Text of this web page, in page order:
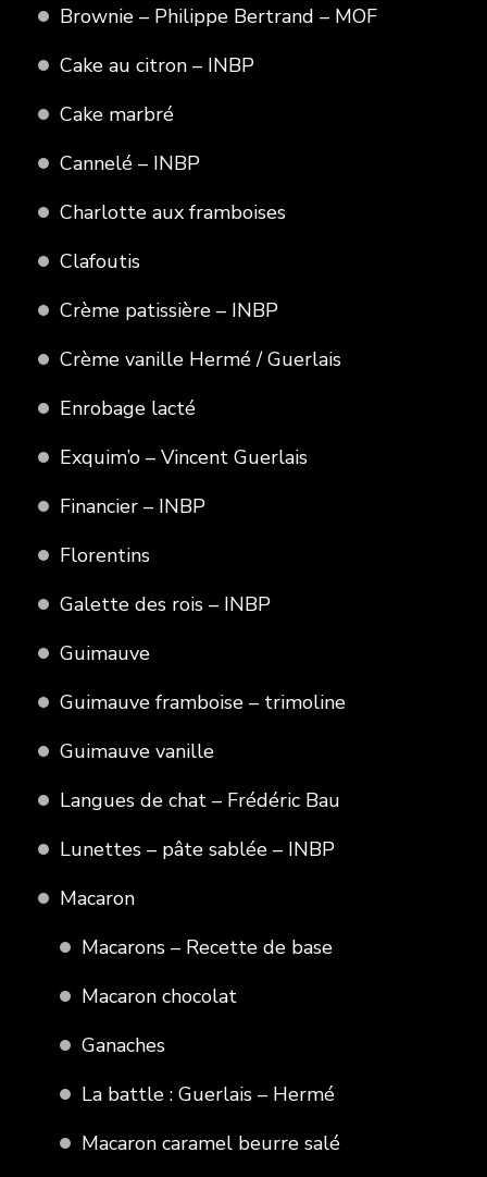
Brownie – Philippe Bertrand – MOF
Cake au citron – INBP
Cake marbré
Cannelé – INBP
Charlotte aux framboises
Clafoutis
Crème patissière – INBP
Crème vanille Hermé / Guerlais
Enrobage lacté
Exquim’o – Vincent Guerlais
Financier – INBP
Florentins
Galette des rois – INBP
Guimauve
Guimauve framboise – trimoline
Guimauve vanille
Langues de chat – Frédéric Bau
Lunettes – pâte sablée – INBP
Macaron
Macarons – Recette de base
Macaron chocolat
Ganaches
La battle : Guerlais – Hermé
Macaron caramel beurre salé